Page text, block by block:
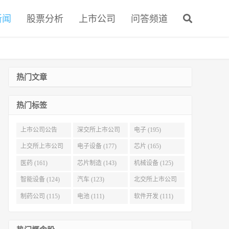
股票分析 上市公司 问答频道
热门文章
热门标签
上市公司公告
(321)
深交所上市公司
(215)
电子 (195)
上交所上市公司
(186)
电子设备 (177) 芯片 (165)
医药 (161) 芯片制造 (143) 机械设备 (125)
智能设备 (124) 汽车 (123) 北交所上市公司
(116)
制药公司 (115) 电池 (111) 软件开发 (111)